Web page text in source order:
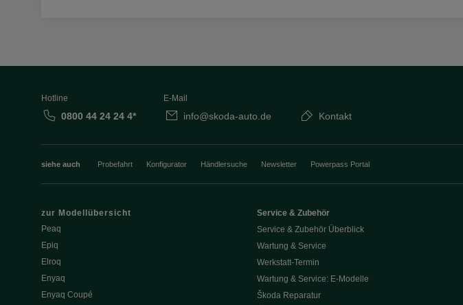
Hotline
0800 44 24 24 4*
E-Mail
info@skoda-auto.de Kontakt
siehe auch Probefahrt Konfigurator Händlersuche Newsletter Powerpass Portal
zur Modellübersicht
Peaq
Epiq
Elroq
Enyaq
Enyaq Coupé
Service & Zubehör
Service & Zubehör Überblick
Wartung & Service
Werkstatt-Termin
Wartung & Service: E-Modelle
Škoda Reparatur